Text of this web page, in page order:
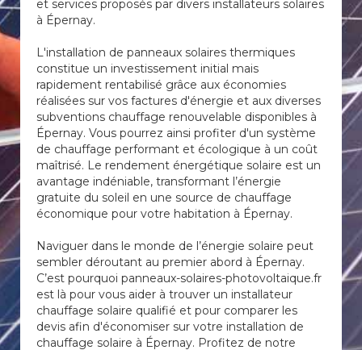
et services proposés par divers installateurs solaires
à Épernay.
L'installation de panneaux solaires thermiques
constitue un investissement initial mais
rapidement rentabilisé grâce aux économies
réalisées sur vos factures d'énergie et aux diverses
subventions chauffage renouvelable disponibles à
Épernay. Vous pourrez ainsi profiter d'un système
de chauffage performant et écologique à un coût
maîtrisé. Le rendement énergétique solaire est un
avantage indéniable, transformant l’énergie
gratuite du soleil en une source de chauffage
économique pour votre habitation à Épernay.
Naviguer dans le monde de l’énergie solaire peut
sembler déroutant au premier abord à Épernay.
C’est pourquoi panneaux-solaires-photovoltaique.fr
est là pour vous aider à trouver un installateur
chauffage solaire qualifié et pour comparer les
devis afin d'économiser sur votre installation de
chauffage solaire à Épernay. Profitez de notre